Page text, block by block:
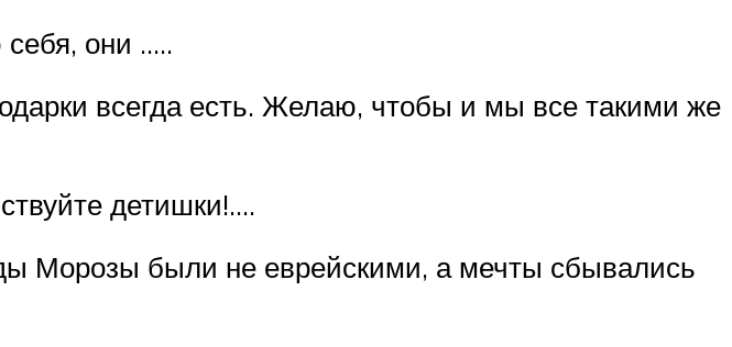
они …..
всегда есть. Желаю, чтобы и мы все такими же
детишки!….
Морозы были не еврейскими, а мечты сбывались